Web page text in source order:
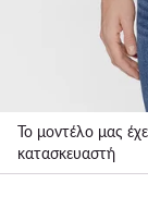
Το μοντέλο μας
κατασκευαστή